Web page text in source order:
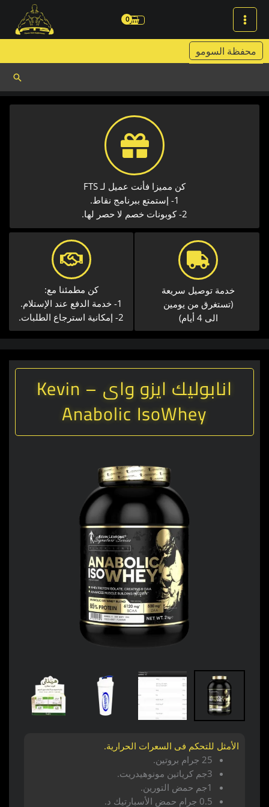
تخطي
المحتوى
محفظة السومو
كن مميزا فأنت عميل لـ FTS
1- إستمتع ببرنامج نقاط.
2- كوبونات خصم لا حصر لها.
خدمة توصيل سريعة​
(تستغرق من يومين
الى 4 أيام)
كن مطمئنا مع:
1- خدمة الدفع عند الإستلام.
2- إمكانية استرجاع الطلبات.
انابوليك ايزو واى – Kevin
Anabolic IsoWhey
الأمثل للتحكم فى السعرات الحرارية.
25 جرام بروتين.
3جم كرياتين مونوهيدريت.
1جم حمض التورين.
0.5 جرام حمض الأسبارتيك د.